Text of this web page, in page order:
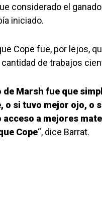
considerado el
iniciado.
Cope fue, por lejos,
de trabajos
de Marsh fue que
o si tuvo mejor ojo, o
acceso a mejores
Cope“, dice Barrat.